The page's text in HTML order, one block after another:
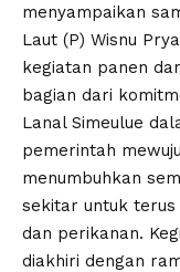
menyampaikan
Laut (P) Wisnu
kegiatan panen
bagian dari
Lanal Simeulue
pemerintah
menumbuhkan
sekitar untuk
dan perikanan.
diakhiri dengan